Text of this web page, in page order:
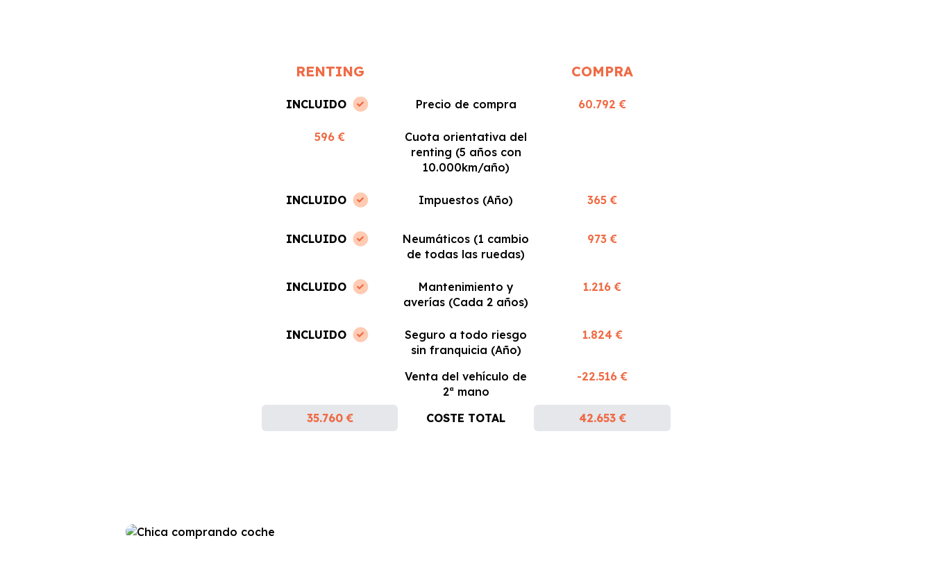
RENTING COMPRA
INCLUIDO Precio de compra 60.792 €
596 €
Cuota orientativa del
renting (5 años con
10.000km/año)
INCLUIDO Impuestos (Año) 365 €
INCLUIDO
Neumáticos (1 cambio
de todas las ruedas)
973 €
INCLUIDO
Mantenimiento y
averías (Cada 2 años)
1.216 €
INCLUIDO
Seguro a todo riesgo
sin franquicia (Año)
1.824 €
Venta del vehículo de
2ª mano
-22.516 €
35.760 € COSTE TOTAL 42.653 €